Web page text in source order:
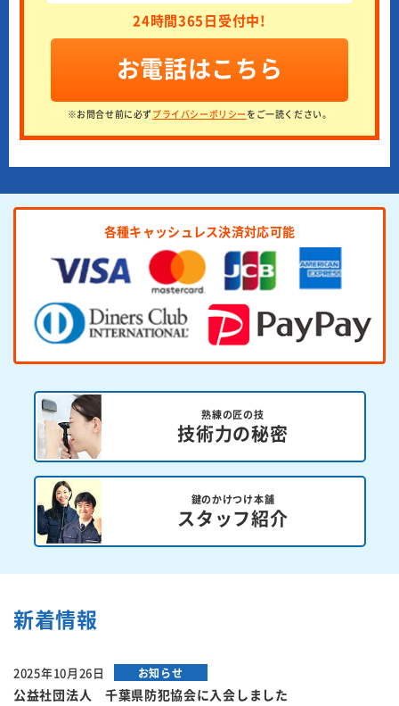
24時間365日受付中!
お電話はこちら
※お問合せ前に必ずプライバシーポリシー をご一読ください。
各種キャッシュレス決済対応可能
熟練の匠の技
技術力の秘密
鍵のかけつけ本舗
スタッフ紹介
新着情報
2025年10月26日 お知らせ
公益社団法人 千葉県防犯協会に入会しました